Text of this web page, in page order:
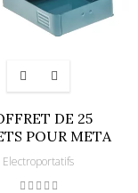
DE 25
POUR META
Electroportatifs